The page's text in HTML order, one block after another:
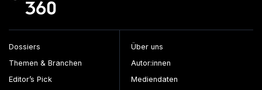
Dossiers
Themen & Branchen
Editor’s Pick
Über uns
Autor:innen
Mediendaten